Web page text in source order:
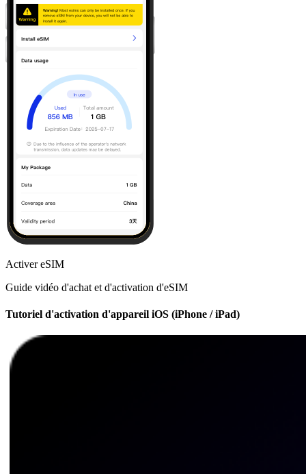
Activer eSIM
Guide vidéo d'achat et d'activation d'eSIM
Tutoriel d'activation d'appareil iOS (iPhone / iPad)